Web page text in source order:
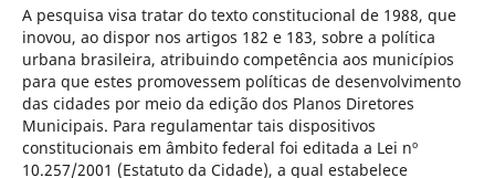
A pesquisa visa tratar do texto constitucional de 1988, que
inovou, ao dispor nos artigos 182 e 183, sobre a política
urbana brasileira, atribuindo competência aos municípios
para que estes promovessem políticas de desenvolvimento
das cidades por meio da edição dos Planos Diretores
Municipais. Para regulamentar tais dispositivos
constitucionais em âmbito federal foi editada a Lei nº
10.257/2001 (Estatuto da Cidade), a qual estabelece